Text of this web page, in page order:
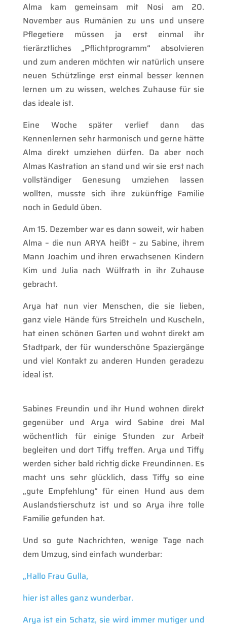
Alma kam gemeinsam mit Nosi am 20.
November aus Rumänien zu uns und unsere
Pflegetiere müssen ja erst einmal ihr
tierärztliches „Pflichtprogramm“ absolvieren
und zum anderen möchten wir natürlich unsere
neuen Schützlinge erst einmal besser kennen
lernen um zu wissen, welches Zuhause für sie
das ideale ist.
Eine Woche später verlief dann das
Kennenlernen sehr harmonisch und gerne hätte
Alma direkt umziehen dürfen. Da aber noch
Almas Kastration an stand und wir sie erst nach
vollständiger Genesung umziehen lassen
wollten, musste sich ihre zukünftige Familie
noch in Geduld üben.
Am 15. Dezember war es dann soweit, wir haben
Alma – die nun ARYA heißt – zu Sabine, ihrem
Mann Joachim und ihren erwachsenen Kindern
Kim und Julia nach Wülfrath in ihr Zuhause
gebracht.
Arya hat nun vier Menschen, die sie lieben,
ganz viele Hände fürs Streicheln und Kuscheln,
hat einen schönen Garten und wohnt direkt am
Stadtpark, der für wunderschöne Spaziergänge
und viel Kontakt zu anderen Hunden geradezu
ideal ist.
Sabines Freundin und ihr Hund wohnen direkt
gegenüber und Arya wird Sabine drei Mal
wöchentlich für einige Stunden zur Arbeit
begleiten und dort Tiffy treffen. Arya und Tiffy
werden sicher bald richtig dicke Freundinnen. Es
macht uns sehr glücklich, dass Tiffy so eine
„gute Empfehlung“ für einen Hund aus dem
Auslandstierschutz ist und so Arya ihre tolle
Familie gefunden hat.
Und so gute Nachrichten, wenige Tage nach
dem Umzug, sind einfach wunderbar:
„Hallo Frau Gulla,
hier ist alles ganz wunderbar.
Arya ist ein Schatz, sie wird immer mutiger und